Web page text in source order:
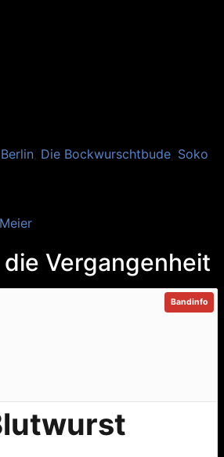
Berlin, Die Bockwurschtbude, Soko
Vergangenheit
Bandinfo